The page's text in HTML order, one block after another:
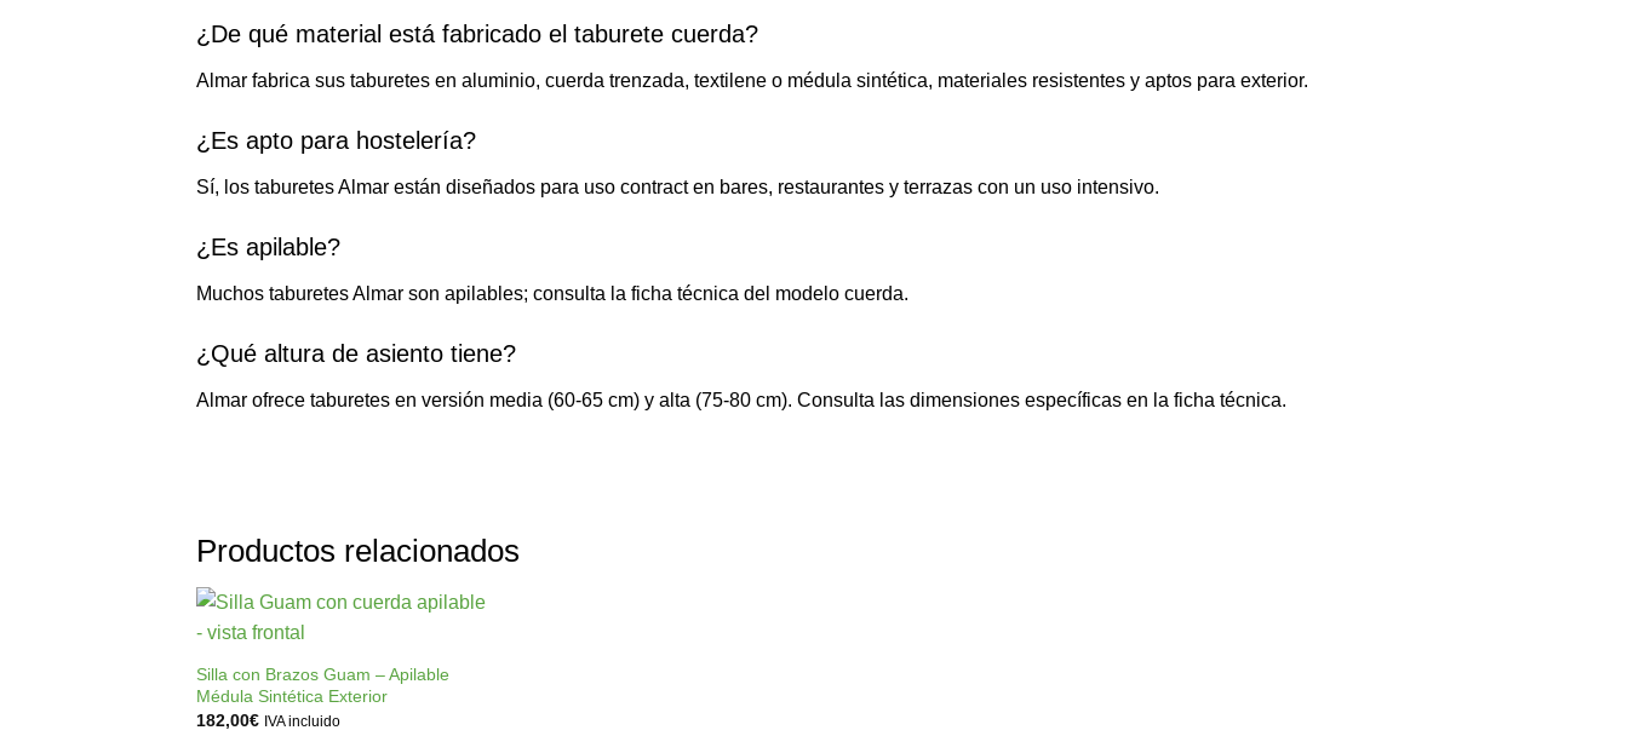
¿De qué material está fabricado el taburete cuerda?
Almar fabrica sus taburetes en aluminio, cuerda trenzada, textilene o médula sintética, materiales resistentes y aptos para exterior.
¿Es apto para hostelería?
Sí, los taburetes Almar están diseñados para uso contract en bares, restaurantes y terrazas con un uso intensivo.
¿Es apilable?
Muchos taburetes Almar son apilables; consulta la ficha técnica del modelo cuerda.
¿Qué altura de asiento tiene?
Almar ofrece taburetes en versión media (60-65 cm) y alta (75-80 cm). Consulta las dimensiones específicas en la ficha técnica.
Productos relacionados
a la
Silla con Brazos Guam – Apilable
Médula Sintética Exterior
182,00€ IVA incluido